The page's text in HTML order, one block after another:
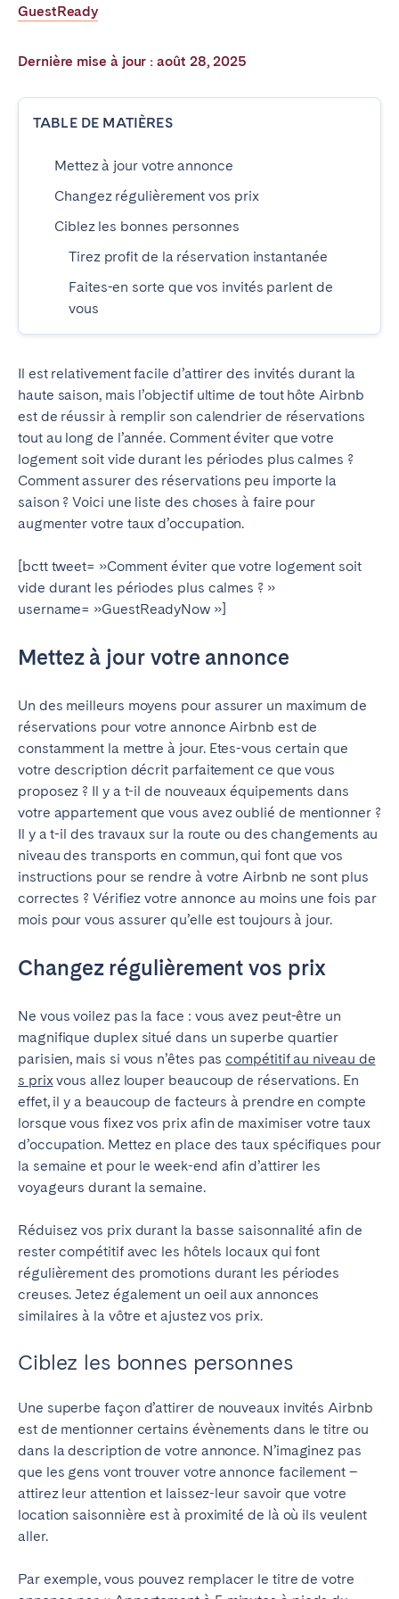
GuestReady
Dernière mise à jour : août 28, 2025
TABLE DE MATIÈRES
Mettez à jour votre annonce
Changez régulièrement vos prix
Ciblez les bonnes personnes
Tirez profit de la réservation instantanée
Faites-en sorte que vos invités parlent de
vous
Il est relativement facile d’attirer des invités durant la
haute saison, mais l’objectif ultime de tout hôte Airbnb
est de réussir à remplir son calendrier de réservations
tout au long de l’année. Comment éviter que votre
logement soit vide durant les périodes plus calmes ?
Comment assurer des réservations peu importe la
saison ? Voici une liste des choses à faire pour
augmenter votre taux d’occupation.
[bctt tweet= »Comment éviter que votre logement soit
vide durant les périodes plus calmes ? »
username= »GuestReadyNow »]
Mettez à jour votre annonce
Un des meilleurs moyens pour assurer un maximum de
réservations pour votre annonce Airbnb est de
constamment la mettre à jour. Etes-vous certain que
votre description décrit parfaitement ce que vous
proposez ? Il y a t-il de nouveaux équipements dans
votre appartement que vous avez oublié de mentionner ?
Il y a t-il des travaux sur la route ou des changements au
niveau des transports en commun, qui font que vos
instructions pour se rendre à votre Airbnb ne sont plus
correctes ? Vérifiez votre annonce au moins une fois par
mois pour vous assurer qu’elle est toujours à jour.
Changez régulièrement vos prix
Ne vous voilez pas la face : vous avez peut-être un
magnifique duplex situé dans un superbe quartier
parisien, mais si vous n’êtes pascompétitif au niveau de
s prixvous allez louper beaucoup de réservations. En
effet, il y a beaucoup de facteurs à prendre en compte
lorsque vous fixez vos prix afin de maximiser votre taux
d’occupation. Mettez en place des taux spécifiques pour
la semaine et pour le week-end afin d’attirer les
voyageurs durant la semaine.
Réduisez vos prix durant la basse saisonnalité afin de
rester compétitif avec les hôtels locaux qui font
régulièrement des promotions durant les périodes
creuses. Jetez également un oeil aux annonces
similaires à la vôtre et ajustez vos prix.
Ciblez les bonnes personnes
Une superbe façon d’attirer de nouveaux invités Airbnb
est de mentionner certains évènements dans le titre ou
dans la description de votre annonce. N’imaginez pas
que les gens vont trouver votre annonce facilement –
attirez leur attention et laissez-leur savoir que votre
location saisonnière est à proximité de là où ils veulent
aller.
Par exemple, vous pouvez remplacer le titre de votre
Poitiers
Troyes
IRELAND
Dublin
SAUDI ARABIA
Benidorm
Bilbao
Madrid
Mallorca
Marbella
Salamanca
Saint-Sébastien
Valencia
Zaragoza
Almería
Cádiz
Granada
Seville
CANARY ISLANDS
El Hierro
Fuerteventura
Gran Canaria
La Gomera
La Palma
Lanzarote
Tenerife
SWITZERLAND
Basel
Zug
Zürich
ÉMIRATS ARABES UNIS
Dubaï
ROYAUME-UNI
ANGLETERRE
Bath
Birmingham
Bristol
Londres
Manchester
SCOTLAND
Edinburgh
WALES
PORTUGAL
Albufeira
Aveiro
Beja
Braga
Coimbra
Leiria
Lisbonne